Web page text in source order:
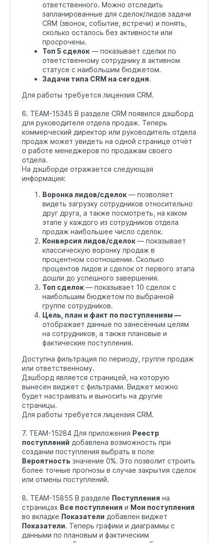
ответственного. Можно отследить
запланированные для сделок/лидов задачи
CRM (звонок, событие, встречи) и понять,
сколько осталось без активности или
просрочены.
Топ 5 сделок — показывает сделки по
ответственному сотруднику в активном
статусе с наибольшим бюджетом.
Задачи типа CRM на сегодня.
Для работы требуется лицензия CRM.
6. TEAM-15345 В разделе CRM появился дэшборд
для руководителя отдела продаж. Теперь
коммерческий директор или руководитель отдела
продаж может увидеть на одной странице отчёт
о работе менеджеров по продажам своего
отдела.
На дэшборде отражается следующая
информация:
Воронка лидов/сделок — позволяет
видеть загрузку сотрудников относительно
друг друга, а также посмотреть, на каком
этапе у каждого из сотрудников отдела
продаж наибольшее число сделок.
Конверсия лидов/сделок — показывает
классическую воронку продаж в
процентном соотношении. Сколько
процентов лидов и сделок от первого этапа
дошли до успешного завершения.
Топ сделок — показывает 10 сделок с
наибольшим бюджетом по выбранной
группе сотрудников.
Цель, план и факт по поступлениям —
отображает данные по занесённым целям
на сотрудников, а также плановые и
фактические поступления.
Доступна фильтрация по периоду, группе продаж
или ответственному.
Дэшборд является страницей, на которую
вынесен виджет с фильтрами. Виджет можно
будет настраивать и выносить на другие
страницы.
Для работы требуется лицензия CRM.
7. TEAM-15284 Для приложения Реестр
поступлений добавлена возможность при
создании поступления выбрать в поле
Вероятность значение 0%. Это позволит строить
более точные прогнозы в случае закрытия сделок
или отмены поступлений.
8. TEAM-15855 В разделе Поступления на
страницах Все поступления и Мои поступления
во вкладке Показатели добавлен виджет
Показатели. Теперь графики и диаграммы с
данными по плановым и фактическим